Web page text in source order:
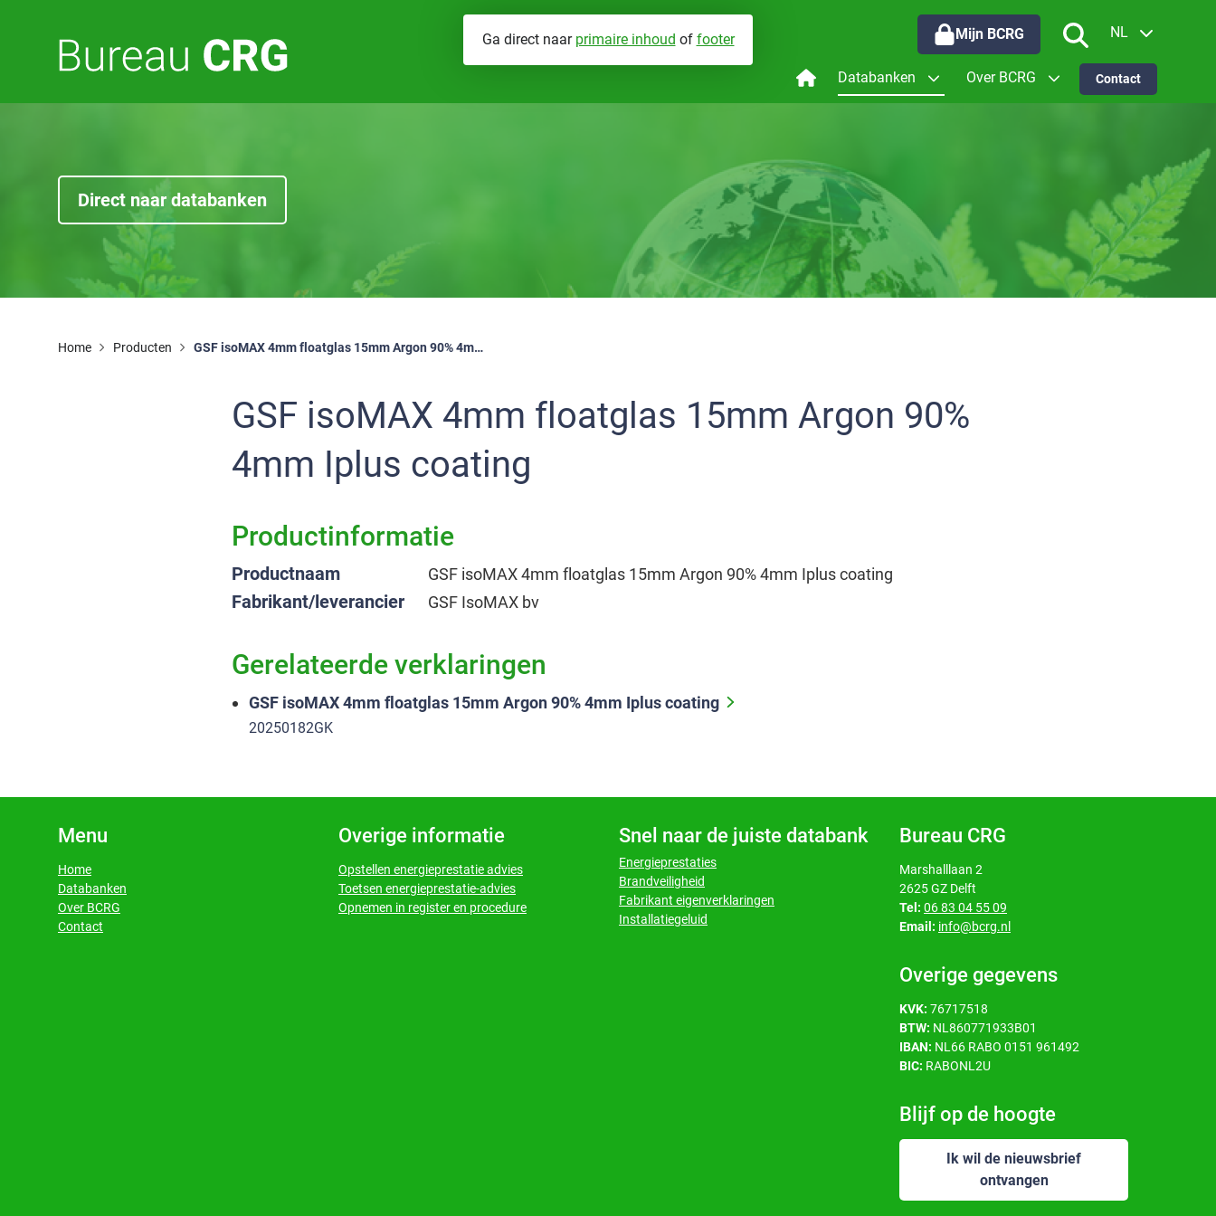
Ga direct naar primaire inhoud of footer Mijn BCRG NL
EN
Databanken
Installatiegeluid
Over BCRG Contact
Direct naar databanken
Home Producten GSF isoMAX 4mm floatglas 15mm Argon 90% 4mm Iplus coating
GSF isoMAX 4mm floatglas 15mm Argon 90%
4mm Iplus coating
Productinformatie
Productnaam GSF isoMAX 4mm floatglas 15mm Argon 90% 4mm Iplus coating
Fabrikant/leverancier GSF IsoMAX bv
Gerelateerde verklaringen
GSF isoMAX 4mm floatglas 15mm Argon 90% 4mm Iplus coating
20250182GK
Menu
Home
Databanken
​​​​​​​Over BCRG
​​​​​​​Contact
Overige informatie
Opstellen energieprestatie advies
Toetsen energieprestatie-advies
Opnemen in register en procedure
Snel naar de juiste databank
Energieprestaties
Brandveiligheid
Fabrikant eigenverklaringen
Installatiegeluid
Bureau CRG
Marshalllaan 2
2625 GZ Delft
Tel: 06 83 04 55 09
Email: info@bcrg.nl
Overige gegevens
KVK: 76717518
BTW: NL860771933B01
IBAN: NL66 RABO 0151 961492
BIC: RABONL2U
Blijf op de hoogte
Ik wil de nieuwsbrief
ontvangen